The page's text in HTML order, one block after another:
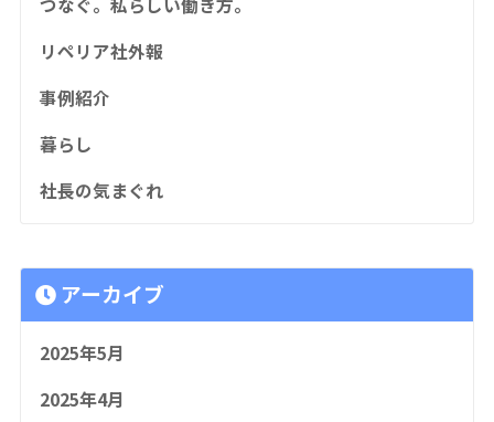
リペリア社外報
事例紹介
暮らし
社長の気まぐれ
アーカイブ
2025年5月
2025年4月